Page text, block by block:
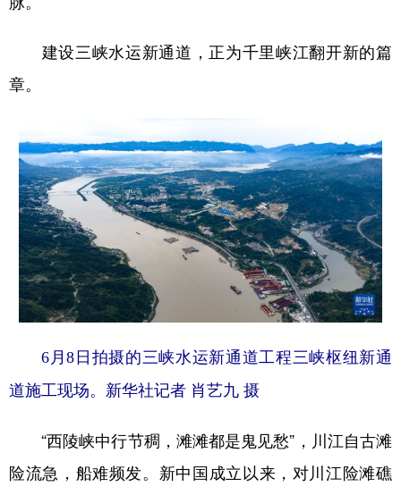
建设三峡水运新通道，正为千里峡江翻开新的篇
章。
6月8日拍摄的三峡水运新通道工程三峡枢纽新通
道施工现场。新华社记者 肖艺九 摄
“西陵峡中行节稠，滩滩都是鬼见愁”，川江自古滩
险流急，船难频发。新中国成立以来，对川江险滩礁